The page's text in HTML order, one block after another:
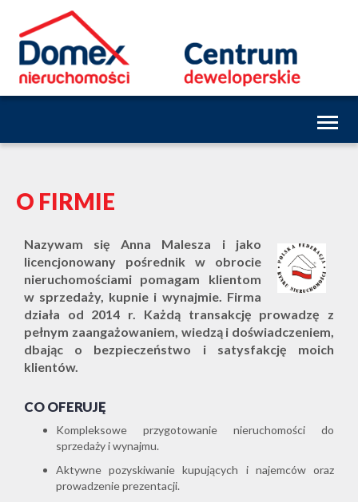
O FIRMIE
Nazywam się Anna Malesza i jako
licencjonowany pośrednik w obrocie
nieruchomościami pomagam klientom
w sprzedaży, kupnie i wynajmie. Firma
działa od 2014 r. Każdą transakcję prowadzę z
pełnym zaangażowaniem, wiedzą i doświadczeniem,
dbając o bezpieczeństwo i satysfakcję moich
klientów.
CO OFERUJĘ
Kompleksowe przygotowanie nieruchomości do
sprzedaży i wynajmu.
Aktywne pozyskiwanie kupujących i najemców oraz
prowadzenie prezentacji.